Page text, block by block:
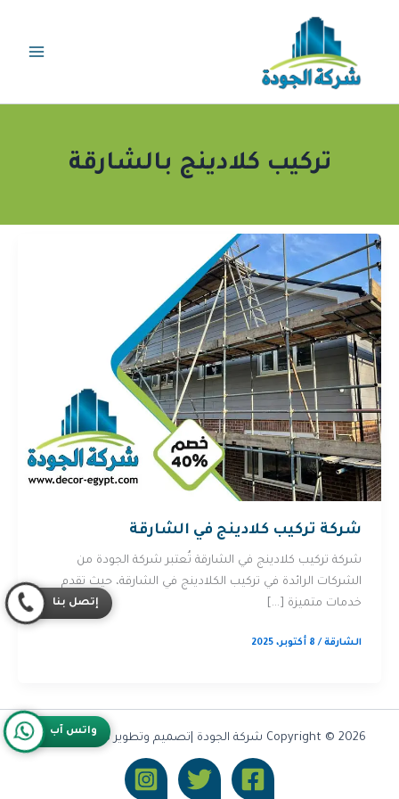
تركيب كلادينج بالشارقة
شركة تركيب كلادينج في الشارقة
شركة تركيب كلادينج في الشارقة تُعتبر شركة الجودة من
الشركات الرائدة في تركيب الكلادينج في الشارقة، حيث تقدم
خدمات متميزة […]
الشارقة/ 8 أكتوبر، 2025
Copyright © 2026 شركة الجودة |تصميم وتطوير شركة Olymoo
واتس آب
إتصل بنا